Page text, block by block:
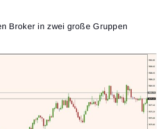
Broker in zwei große Gruppen